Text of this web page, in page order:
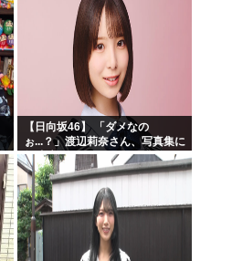
【日向坂46】 「ダメなの
ぉ...？」渡辺莉奈さん、写真集に
興味津々